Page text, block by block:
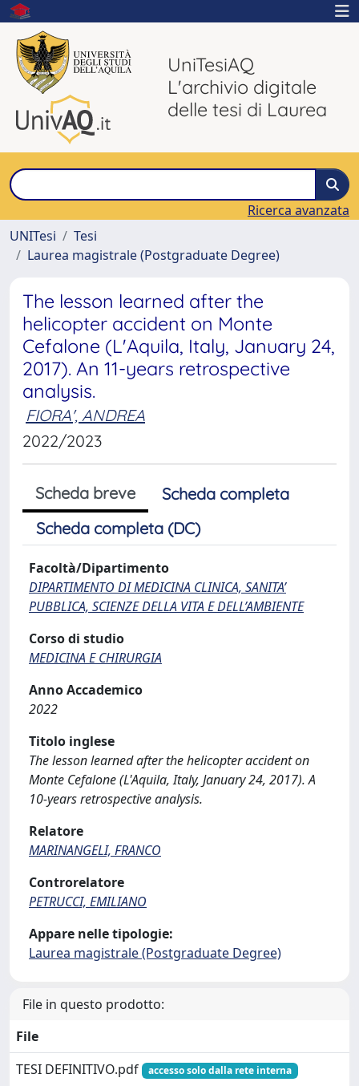
UniTesiAQ
L'archivio digitale
delle tesi di Laurea
Ricerca avanzata
UNITesi
Tesi
Laurea magistrale (Postgraduate Degree)
The lesson learned after the
helicopter accident on Monte
Cefalone (L'Aquila, Italy, January 24,
2017). An 11-years retrospective
analysis.
FIORA', ANDREA
2022/2023
Scheda breve
Scheda completa
Scheda completa (DC)
Facoltà/Dipartimento
DIPARTIMENTO DI MEDICINA CLINICA, SANITA’
PUBBLICA, SCIENZE DELLA VITA E DELL’AMBIENTE
Corso di studio
MEDICINA E CHIRURGIA
Anno Accademico
2022
Titolo inglese
The lesson learned after the helicopter accident on
Monte Cefalone (L'Aquila, Italy, January 24, 2017). A
10-years retrospective analysis.
Relatore
MARINANGELI, FRANCO
Controrelatore
PETRUCCI, EMILIANO
Appare nelle tipologie:
Laurea magistrale (Postgraduate Degree)
File in questo prodotto:
File
TESI DEFINITIVO.pdf
accesso solo dalla rete interna